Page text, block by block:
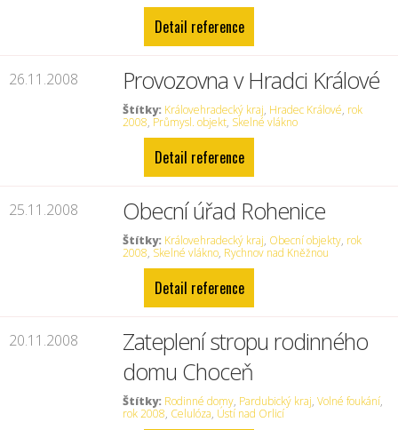
Detail reference
26.11.2008 Provozovna v Hradci Králové
Štítky: Královehradecký kraj, Hradec Králové, rok
2008, Průmysl. objekt, Skelné vlákno
Detail reference
25.11.2008 Obecní úřad Rohenice
Štítky: Královehradecký kraj, Obecní objekty, rok
2008, Skelné vlákno, Rychnov nad Kněžnou
Detail reference
20.11.2008
Zateplení stropu rodinného
domu Choceň
Štítky: Rodinné domy, Pardubický kraj,Volné foukání,
rok 2008, Celulóza, Ústí nad Orlicí